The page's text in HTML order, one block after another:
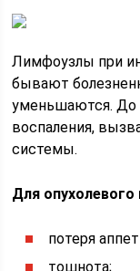
Лимфоузлы при
бывают
уменьшаются. До
воспаления,
системы.
Для
потеря
тошнота;